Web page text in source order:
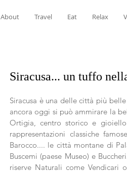
About Travel Eat Relax
Siracusa... un tuffo
Siracusa è una delle città più
ancora oggi si può ammirare la
Ortigia, centro storico e
rappresentazioni classiche
Barocco.... le città montane di
Buscemi (paese Museo) e
riserve Naturali come